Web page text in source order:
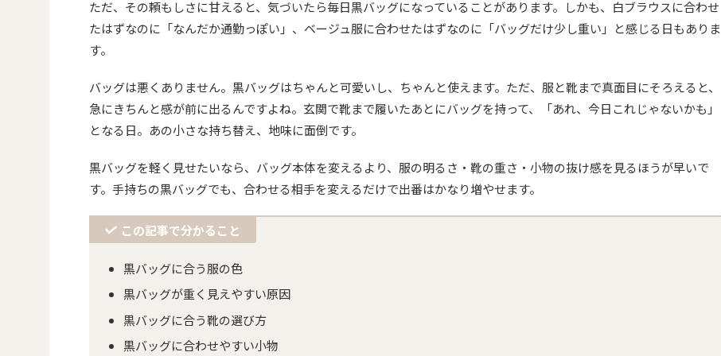
ただ、その頼もしさに甘えると、気づいたら毎日黒バッグになっていることがあります。しかも、白ブラウスに合わせ
たはずなのに「なんだか通勤っぽい」、ベージュ服に合わせたはずなのに「バッグだけ少し重い」と感じる日もありま
す。
バッグは悪くありません。黒バッグはちゃんと可愛いし、ちゃんと使えます。ただ、服と靴まで真面目にそろえると、
急にきちんと感が前に出るんですよね。玄関で靴まで履いたあとにバッグを持って、「あれ、今日これじゃないかも」
となる日。あの小さな持ち替え、地味に面倒です。
黒バッグを軽く見せたいなら、バッグ本体を変えるより、服の明るさ・靴の重さ・小物の抜け感を見るほうが早いで
す。手持ちの黒バッグでも、合わせる相手を変えるだけで出番はかなり増やせます。
この記事で分かること
黒バッグに合う服の色
黒バッグが重く見えやすい原因
黒バッグに合う靴の選び方
黒バッグに合わせやすい小物